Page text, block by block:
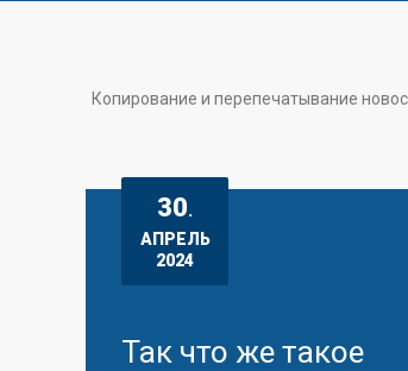
Копирование и перепечатывание
30.
АПРЕЛЬ
2024
Так что же такое